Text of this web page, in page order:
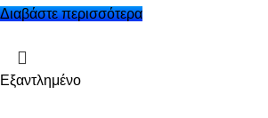
Διαβάστε περισσότερα
Εξαντλημένο